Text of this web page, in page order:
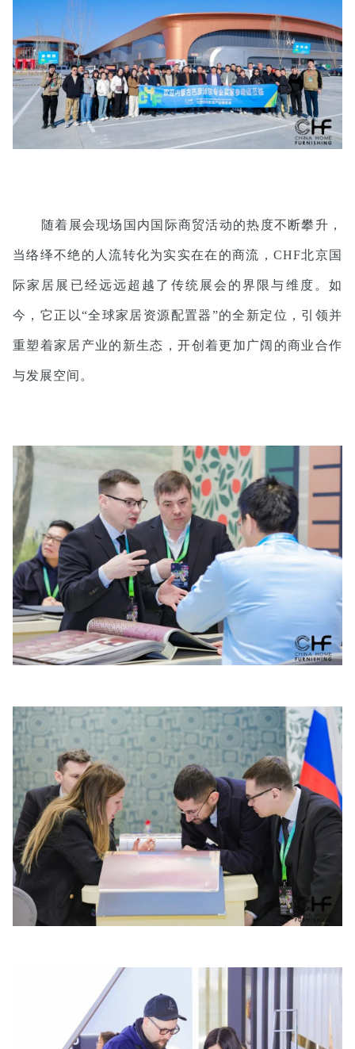
随着展会现场国内国际商贸活动的热度不断攀升，
当络绎不绝的人流转化为实实在在的商流，CHF北京国
际家居展已经远远超越了传统展会的界限与维度。如
今，它正以“全球家居资源配置器”的全新定位，引领并
重塑着家居产业的新生态，开创着更加广阔的商业合作
与发展空间。